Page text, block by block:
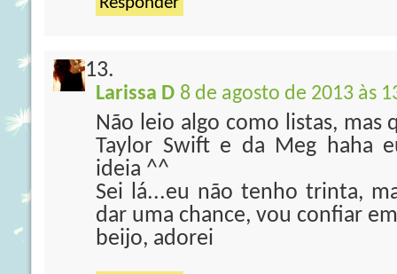
Larissa D 8 de agosto de 2013 às
Não leio algo como listas, mas
Taylor Swift e da Meg haha
ideia ^^
Sei lá...eu não tenho trinta,
dar uma chance, vou confiar
beijo, adorei